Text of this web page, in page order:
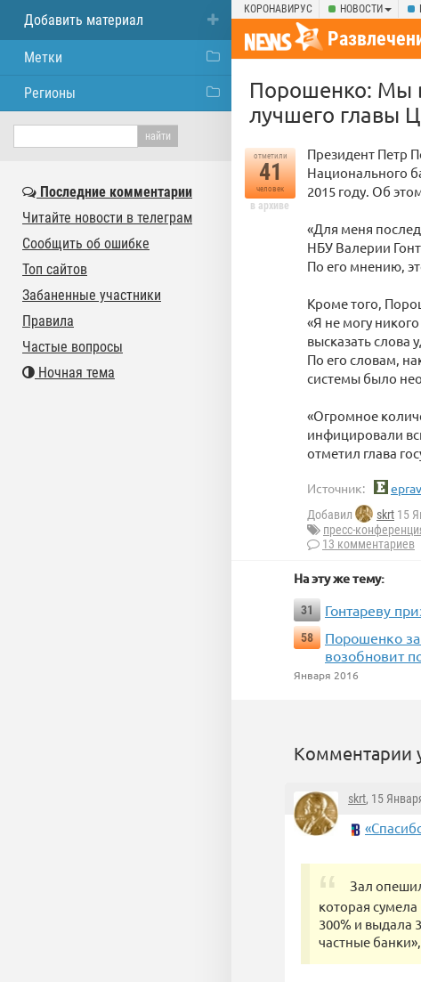
КОРОНАВИРУС НОВОСТИ
Порошенко: Мы
лучшего главы
отметили
41
человек
в архиве
Президент Петр
Национального
2015 году. Об
«Для меня
НБУ Валерии
По его мнению,
Кроме того,
«Я не могу
высказать слова
По его словам,
системы было
«Огромное
инфицировали
отметил глава
Источник:
Добавил skrt 15
пресс-
13 комментариев
На эту же тему:
31 Гонтареву
58
Порошенко
возобновит
Января 2016
Комментарии
skrt, 15
Зал
которая
300% и выдала
частные
Добавить материал
Метки
Регионы
Последние комментарии
Читайте новости в телеграм
Сообщить об ошибке
Топ сайтов
Забаненные участники
Правила
Частые вопросы
Ночная тема